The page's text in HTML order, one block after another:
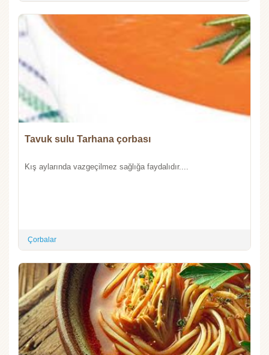
Tavuk sulu Tarhana çorbası
Kış aylarında vazgeçilmez sağlığa faydalıdır....
Çorbalar